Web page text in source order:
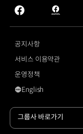
facebook
hmg
journal
공지사항
서비스 이용약관
운영정책
영문 사이트로 이동
English
그룹사 바로가기